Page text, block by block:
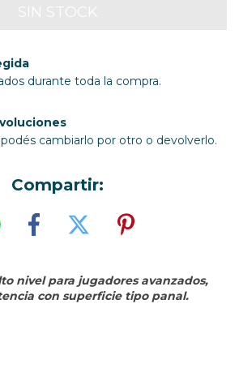
durante toda la compra.
cambiarlo por otro o devolverlo.
Compartir:
nivel para jugadores avanzados,
con superficie tipo panal.